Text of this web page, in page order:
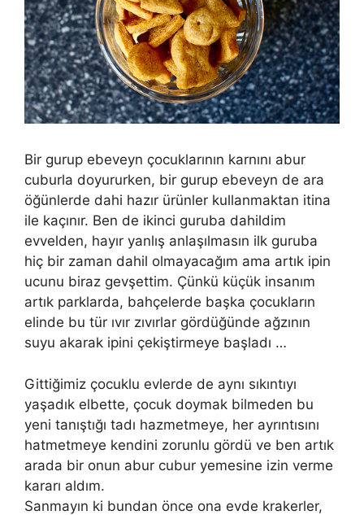
Bir gurup ebeveyn çocuklarının karnını abur
cuburla doyururken, bir gurup ebeveyn de ara
öğünlerde dahi hazır ürünler kullanmaktan itina
ile kaçınır. Ben de ikinci guruba dahildim
evvelden, hayır yanlış anlaşılmasın ilk guruba
hiç bir zaman dahil olmayacağım ama artık ipin
ucunu biraz gevşettim. Çünkü küçük insanım
artık parklarda, bahçelerde başka çocukların
elinde bu tür ıvır zıvırlar gördüğünde ağzının
suyu akarak ipini çekiştirmeye başladı …
Gittiğimiz çocuklu evlerde de aynı sıkıntıyı
yaşadık elbette, çocuk doymak bilmeden bu
yeni tanıştığı tadı hazmetmeye, her ayrıntısını
hatmetmeye kendini zorunlu gördü ve ben artık
arada bir onun abur cubur yemesine izin verme
kararı aldım.
Sanmayın ki bundan önce ona evde krakerler,